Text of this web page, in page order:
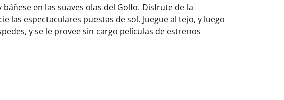
en las suaves olas del Golfo. Disfrute de la
las espectaculares puestas de sol. Juegue al tejo, y luego
y se le provee sin cargo películas de estrenos